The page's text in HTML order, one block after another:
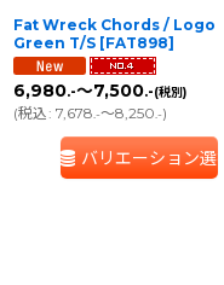
Fat Wreck Chords / Logo
Green T/S [FAT898]
6,980.-～7,500.-(税別)
(税込: 7,678.-～8,250.-)
バリエーション選択